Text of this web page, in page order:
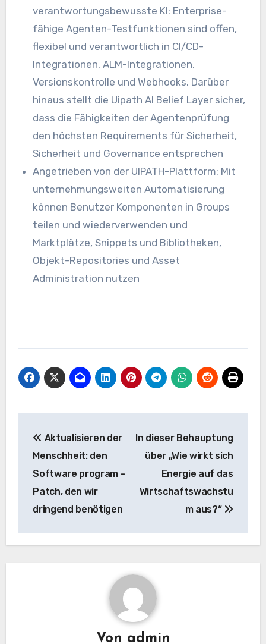
verantwortungsbewusste KI: Enterprise-
fähige Agenten-Testfunktionen sind offen,
flexibel und verantwortlich in CI/CD-
Integrationen, ALM-Integrationen,
Versionskontrolle und Webhooks. Darüber
hinaus stellt die Uipath AI Belief Layer sicher,
dass die Fähigkeiten der Agentenprüfung
den höchsten Requirements für Sicherheit,
Sicherheit und Governance entsprechen
Angetrieben von der UIPATH-Plattform: Mit
unternehmungsweiten Automatisierung
können Benutzer Komponenten in Groups
teilen und wiederverwenden und
Marktplätze, Snippets und Bibliotheken,
Objekt-Repositories und Asset
Administration nutzen
Navigation
Aktualisieren der
Menschheit: den
Software program -
Patch, den wir
dringend benötigen
In dieser Behauptung
über „Wie wirkt sich
Energie auf das
Wirtschaftswachstu
m aus?“
Von admin